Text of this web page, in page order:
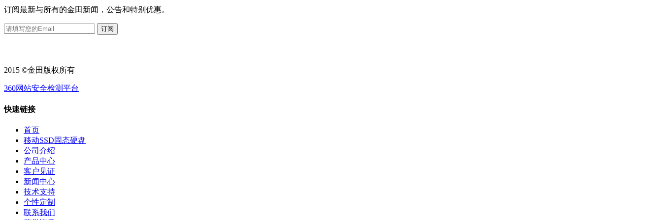
订阅最新与所有的金田新闻，公告和特别优惠。
2015 ©金田版权所有
360网站安全检测平台
快速链接
首页
移动SSD固态硬盘
公司介绍
产品中心
客户见证
新闻中心
技术支持
个性定制
联系我们